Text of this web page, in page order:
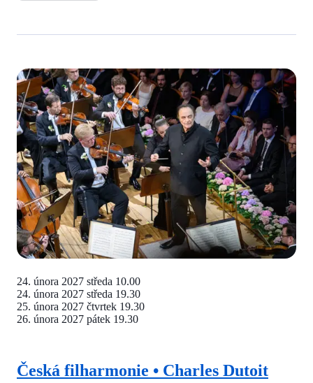
Česká filharmonie • Charles Dutoit
24. února 2027 středa 10.00
24. února 2027 středa 19.30
25. února 2027 čtvrtek 19.30
26. února 2027 pátek 19.30